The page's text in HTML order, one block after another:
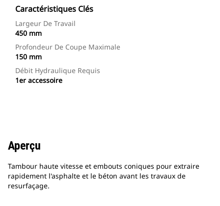
Caractéristiques Clés
Largeur De Travail
450 mm
Profondeur De Coupe Maximale
150 mm
Débit Hydraulique Requis
1er accessoire
Aperçu
Tambour haute vitesse et embouts coniques pour extraire
rapidement l'asphalte et le béton avant les travaux de
resurfaçage.